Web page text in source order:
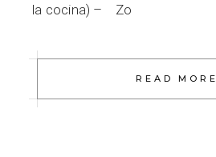
la cocina) – Zo
READ MORE